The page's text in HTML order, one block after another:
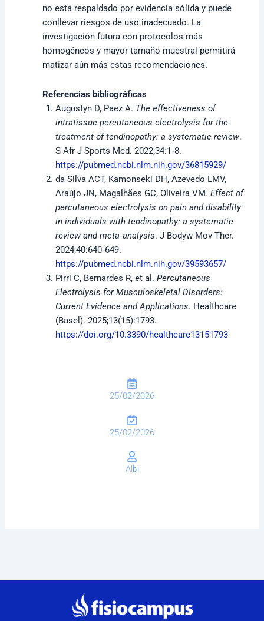
no está respaldado por evidencia sólida y puede
conllevar riesgos de uso inadecuado. La
investigación futura con protocolos más
homogéneos y mayor tamaño muestral permitirá
matizar aún más estas recomendaciones.
Referencias bibliográficas
Augustyn D, Paez A. The effectiveness of
intratissue percutaneous electrolysis for the
treatment of tendinopathy: a systematic review.
S Afr J Sports Med. 2022;34:1‑8.
https://pubmed.ncbi.nlm.nih.gov/36815929/
da Silva ACT, Kamonseki DH, Azevedo LMV,
Araújo JN, Magalhães GC, Oliveira VM. Effect of
percutaneous electrolysis on pain and disability
in individuals with tendinopathy: a systematic
review and meta‑analysis. J Bodyw Mov Ther.
2024;40:640‑649.
https://pubmed.ncbi.nlm.nih.gov/39593657/
Pirri C, Bernardes R, et al. Percutaneous
Electrolysis for Musculoskeletal Disorders:
Current Evidence and Applications. Healthcare
(Basel). 2025;13(15):1793.
https://doi.org/10.3390/healthcare13151793
25/02/2026
25/02/2026
Albi